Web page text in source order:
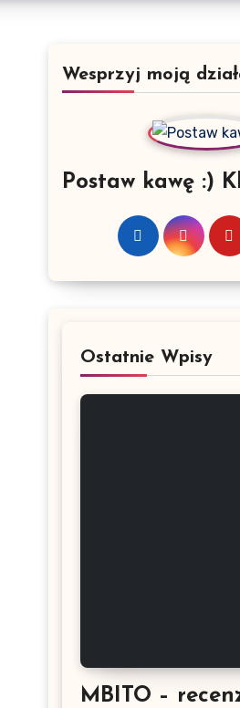
Wesprzyj moją
Postaw kawę :)
Ostatnie Wpisy
MBITO –